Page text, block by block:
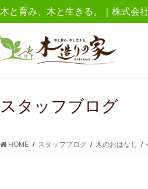
木と育み、木と生きる。｜株式会
スタッフブログ
HOME スタッフブログ 木のおはなし